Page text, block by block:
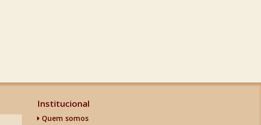
Institucional
Quem somos